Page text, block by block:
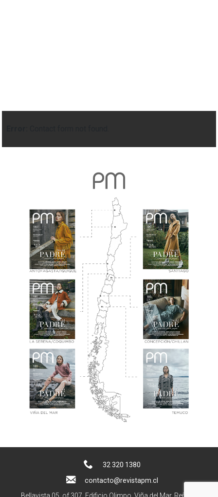
32 320 1380
contacto@revistapm.cl